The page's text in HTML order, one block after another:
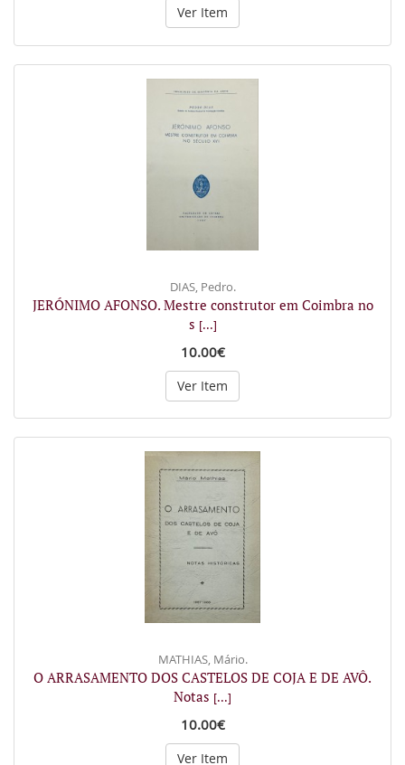
Ver Item
DIAS, Pedro.
JERÓNIMO AFONSO. Mestre construtor em Coimbra no
s [...]
10.00€
Ver Item
MATHIAS, Mário.
O ARRASAMENTO DOS CASTELOS DE COJA E DE AVÔ.
Notas [...]
10.00€
Ver Item